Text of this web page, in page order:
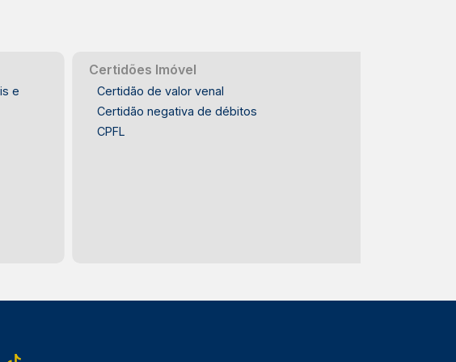
e
Certidões Imóvel
Certidão de valor venal
Certidão negativa de débitos
CPFL